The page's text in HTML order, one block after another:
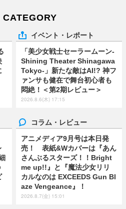
CATEGORY
イベント・レポート
「美少女戦士セーラームーン-
Shining Theater Shinagawa
Tokyo-」新たな敵はAI!? 神フ
ァンサも健在で舞台初心者も
悶絶！＜第2期レビュー＞
2026.8.6(木) 17:15
コラム・レビュー
アニメディア9月号は本日発
売！ 表紙&Wカバーは『あん
さんぶるスターズ！！Bright
me up!!』と『魔法少女リリ
カルなのは EXCEEDS Gun Bl
aze Vengeance』！
2026.8.7(金) 15:01